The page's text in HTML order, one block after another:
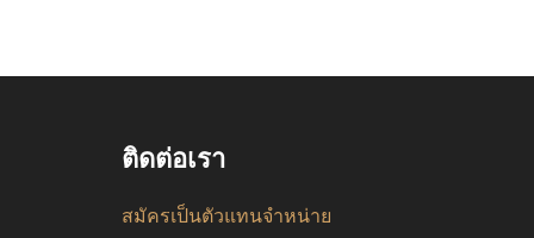
ติดต่อเรา
สมัครเป็นตัวแทนจำหน่าย